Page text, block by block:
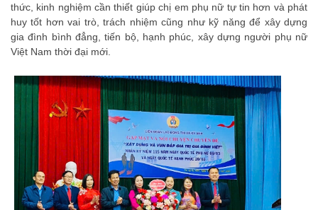
thức, kinh nghiệm cần thiết giúp chị em phụ nữ tự tin hơn và phát
huy tốt hơn vai trò, trách nhiệm cũng như kỹ năng để xây dựng
gia đình bình đẳng, tiến bộ, hạnh phúc, xây dựng người phụ nữ
Việt Nam thời đại mới.